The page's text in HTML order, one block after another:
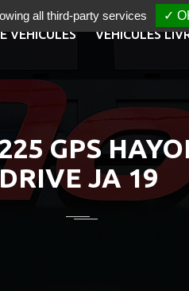
VÉHICULES VÉHICULES
GPS
JA 19
all third-party services ✓